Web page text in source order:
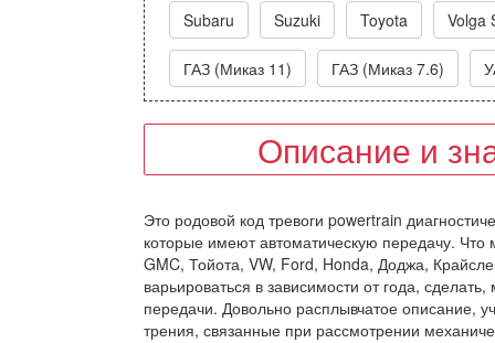
Subaru Suzuki Toyota Volga
ГАЗ (Миказ 11) ГАЗ (Миказ 7.6)
Описание и
Это родовой код тревоги powertrain
которые имеют автоматическую передачу.
GMC, Тойота, VW, Ford, Honda, Доджа,
варьироваться в зависимости от года,
передачи. Довольно расплывчатое описание,
трения, связанные при рассмотрении